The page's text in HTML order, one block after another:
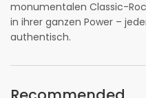
monumentalen Classic-
in ihrer ganzen Power –
authentisch.